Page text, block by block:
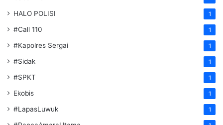
HALO POLISI 1
#Call 110 1
#Kapolres Sergai 1
#Sidak 1
#SPKT 1
Ekobis 1
#LapasLuwuk 1